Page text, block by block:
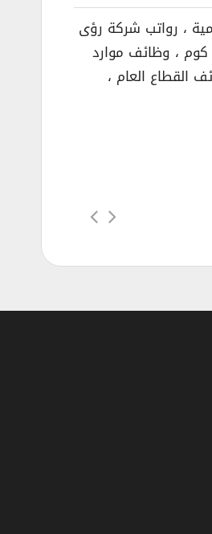
، رواتب شركة رؤى
، وظائف موارد
القطاع العام ،